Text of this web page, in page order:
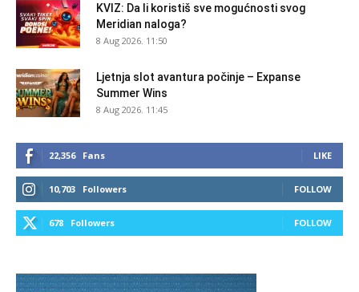
KVIZ: Da li koristiš sve mogućnosti svog
Meridian naloga?
8 Aug 2026. 11:50
Ljetnja slot avantura počinje – Expanse
Summer Wins
8 Aug 2026. 11:45
22,356 Fans LIKE
10,703 Followers FOLLOW
678 Followers FOLLOW